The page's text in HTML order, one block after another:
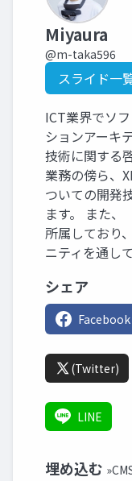
Miyaura
@m-taka596
スライド一
ICT業界でソ
ションアーキ
技術に関する
業務の傍ら、
ついての開発
ます。 また、
所属しており
ニティを通し
シェア
Facebook
(Twitter)
LINE
埋め込む